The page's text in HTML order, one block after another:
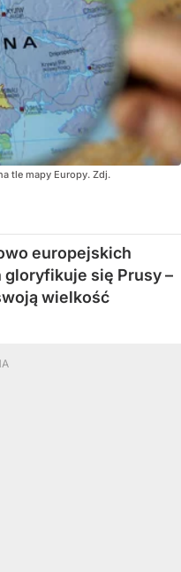
tle mapy Europy. Zdj.
europejskich
się Prusy –
wielkość